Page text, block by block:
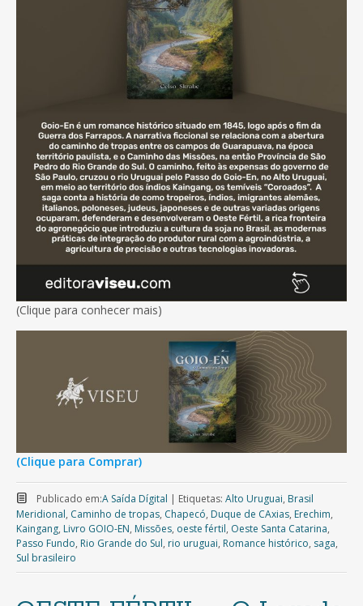
(Clique para conhecer mais)
(Clique para Comprar)
Publicado em:A Saída Dígital | Etiquetas: Alto Uruguai, Brasil
Meridional, Caminho de tropas, Chapecó, Duque de CAxias, Erechim,
Kaingang, Livro GOIO-EN, Missões, oeste fértil, Oeste Santa Catarina,
Passo Fundo, Rio Grande do Sul, rio uruguai, Romance histórico, saga,
Sul brasileiro